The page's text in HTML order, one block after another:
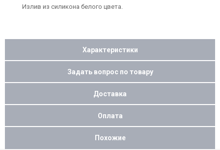
Излив из силикона белого цвета.
Характеристики
Задать вопрос по товару
Доставка
Оплата
Похожие